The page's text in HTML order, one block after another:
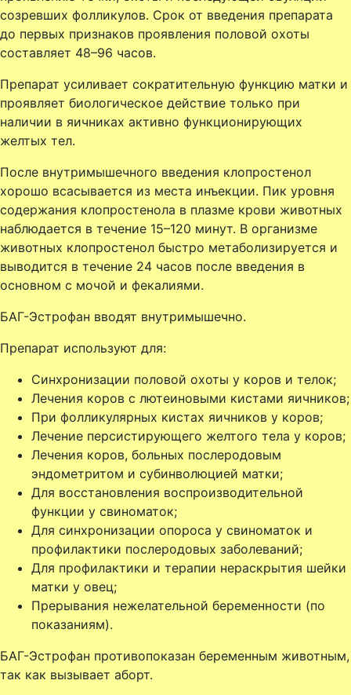
созревших фолликулов. Срок от введения препарата
до первых признаков проявления половой охоты
составляет 48–96 часов.
Препарат усиливает сократительную функцию матки и
проявляет биологическое действие только при
наличии в яичниках активно функционирующих
желтых тел.
После внутримышечного введения клопростенол
хорошо всасывается из места инъекции. Пик уровня
содержания клопростенола в плазме крови животных
наблюдается в течение 15–120 минут. В организме
животных клопростенол быстро метаболизируется и
выводится в течение 24 часов после введения в
основном с мочой и фекалиями.
БАГ-Эстрофан вводят внутримышечно.
Препарат используют для:
Синхронизации половой охоты у коров и телок;
Лечения коров с лютеиновыми кистами яичников;
При фолликулярных кистах яичников у коров;
Лечение персистирующего желтого тела у коров;
Лечения коров, больных послеродовым
эндометритом и субинволюцией матки;
Для восстановления воспроизводительной
функции у свиноматок;
Для синхронизации опороса у свиноматок и
профилактики послеродовых заболеваний;
Для профилактики и терапии нераскрытия шейки
матки у овец;
Прерывания нежелательной беременности (по
показаниям).
БАГ-Эстрофан противопоказан беременным животным,
так как вызывает аборт.